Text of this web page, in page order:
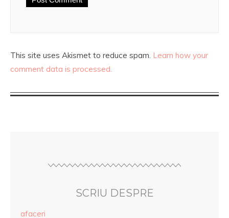
This site uses Akismet to reduce spam. Learn how your
comment data is processed.
SCRIU DESPRE
afaceri